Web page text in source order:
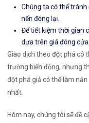
Chúng ta có thể
nến đóng lại.
Để tiết kiệm thời gian
dựa trên giáđóng
Giao dịch theo đột phá có
trường biến động, nhưng
đột phá giả có thể làm
nhất.
Hôm nay, chúng tôi sẽ đề